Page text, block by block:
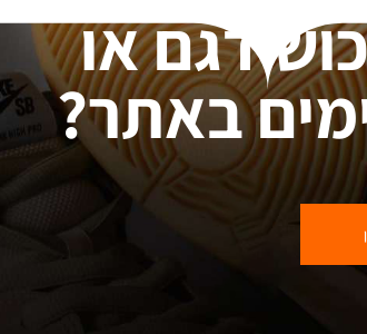
דגם או
באתר?